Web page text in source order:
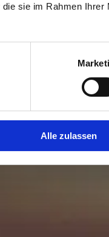
sie im Rahmen Ihrer
Alle zulassen